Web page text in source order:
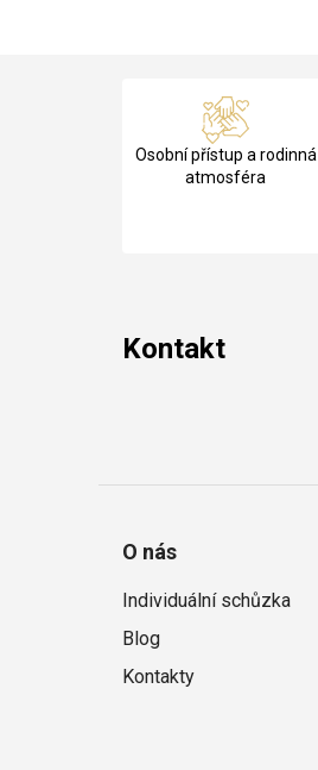
Osobní přístup a rodinná
atmosféra
Kontakt
O nás
Individuální schůzka
Blog
Kontakty